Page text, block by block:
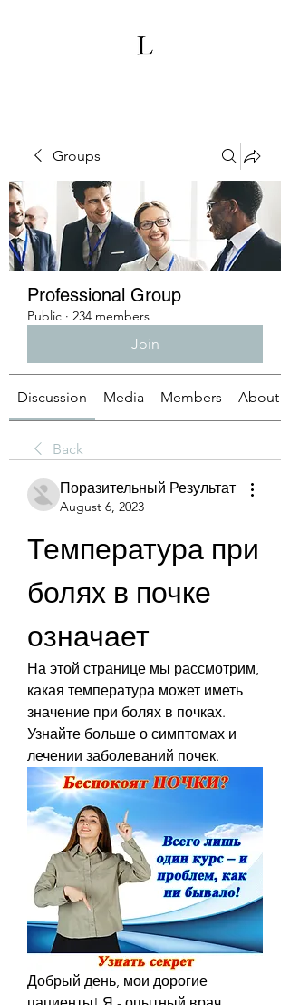
Groups
Professional Group
Public · 234 members
Join
Discussion Media Members About
Back
Поразительный Результат
August 6, 2023
Температура при
болях в почке
означает
На этой странице мы рассмотрим,
какая температура может иметь
значение при болях в почках.
Узнайте больше о симптомах и
лечении заболеваний почек.
Добрый день, мои дорогие